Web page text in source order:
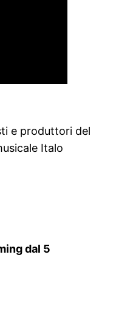
e produttori del
Italo
dal 5